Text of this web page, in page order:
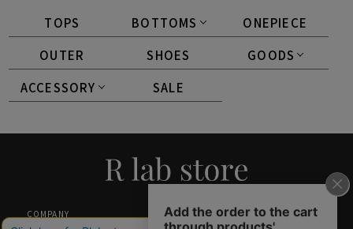
TOPS BOTTOMS
ONEPIECE
OUTER
SHOES
GOODS
ACCESSORY
SALE
COMPANY
SHOPPING GUIDE